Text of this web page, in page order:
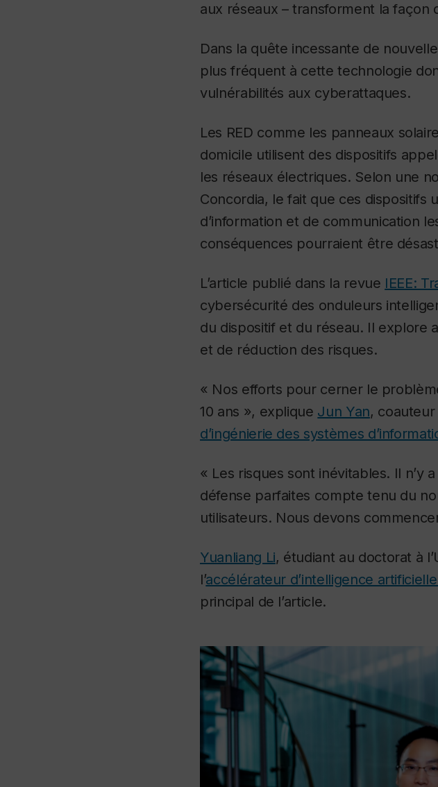
aux réseaux – transforment la façon
Dans la quête incessante de
plus fréquent à cette technologie
vulnérabilités aux cyberattaques.
Les RED comme les panneaux
domicile utilisent des dispositifs
les réseaux électriques. Selon une
Concordia, le fait que ces dispositifs
d’information et de communication
conséquences pourraient être
L’article publié dans la revue IEEE:
cybersécurité des onduleurs
du dispositif et du réseau. Il explore
et de réduction des risques.
« Nos efforts pour cerner le
10 ans », explique Jun Yan, coauteur
d’ingénierie des systèmes
« Les risques sont inévitables. Il n’y
défense parfaites compte tenu du
utilisateurs. Nous devons
Yuanliang Li, étudiant au doctorat à
l’accélérateur d’intelligence
principal de l’article.